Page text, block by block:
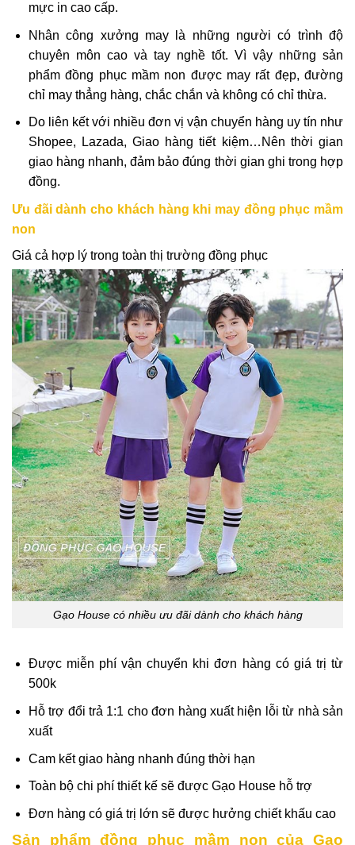
mực in cao cấp.
Nhân công xưởng may là những người có trình độ
chuyên môn cao và tay nghề tốt. Vì vậy những sản
phẩm đồng phục mầm non được may rất đẹp, đường
chỉ may thẳng hàng, chắc chắn và không có chỉ thừa.
Do liên kết với nhiều đơn vị vận chuyển hàng uy tín như
Shopee, Lazada, Giao hàng tiết kiệm…Nên thời gian
giao hàng nhanh, đảm bảo đúng thời gian ghi trong hợp
đồng.
Ưu đãi dành cho khách hàng khi may đồng phục mầm
non
Giá cả hợp lý trong toàn thị trường đồng phục
Gạo House có nhiều ưu đãi dành cho khách hàng
Được miễn phí vận chuyển khi đơn hàng có giá trị từ
500k
Hỗ trợ đổi trả 1:1 cho đơn hàng xuất hiện lỗi từ nhà sản
xuất
Cam kết giao hàng nhanh đúng thời hạn
Toàn bộ chi phí thiết kế sẽ được Gạo House hỗ trợ
Đơn hàng có giá trị lớn sẽ được hưởng chiết khấu cao
Sản phẩm đồng phục mầm non của Gạo